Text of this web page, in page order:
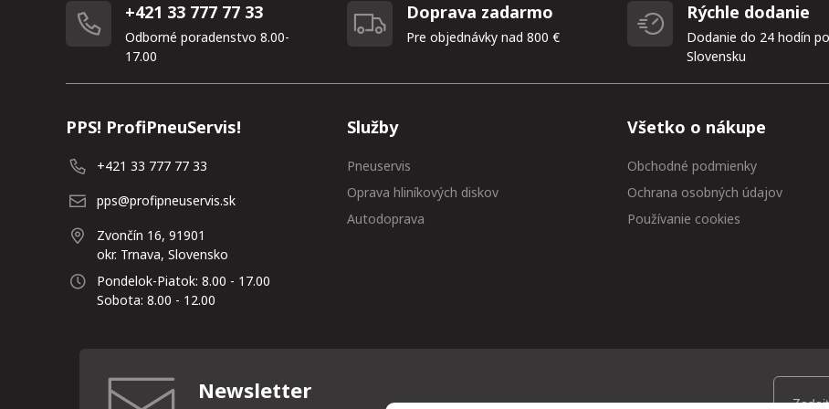
+421 33 777 77 33
Odborné poradenstvo 8.00-
17.00
Doprava zadarmo
Pre objednávky nad 800 €
Rýchle dodanie
Dodanie do 24 hodín
Slovensku
PPS! ProfiPneuServis!
+421 33 777 77 33
pps@profipneuservis.sk
Zvončín 16, 91901
okr. Trnava, Slovensko
Pondelok-Piatok: 8.00 - 17.00
Sobota: 8.00 - 12.00
Služby
Pneuservis
Oprava hliníkových diskov
Autodoprava
Všetko o nákupe
Obchodné podmienky
Ochrana osobných údajov
Používanie cookies
Newsletter